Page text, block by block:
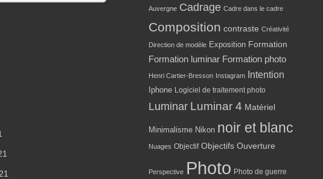
Auvergne Cadrage Cadre dans le cadre
Composition contraste Créativité
Direction de modèle Exposition Formation
Formation luminar Formation photo
Henri Cartier-Bresson Instagram Intention
Iphone Logiciel de traitement photo
Luminar Luminar 4 Matériel
Minimalisme Nikon noir et blanc
Nuages Objectif Objectifs Ouverture
Perspective Photo Photo de guerre